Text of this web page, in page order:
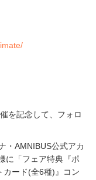
を記念して、フォロ
・AMNIBUS公式アカ
に「フェア特典『ポ
カード(全6種)』コン